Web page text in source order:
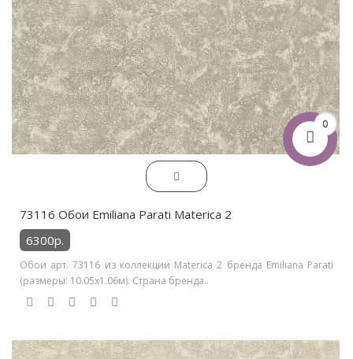
0
73116 Обои Emiliana Parati Materica 2
6300р.
Обои арт. 73116 из коллекции Materica 2 бренда Emiliana Parati
(размеры: 10.05х1.06м). Страна бренда..